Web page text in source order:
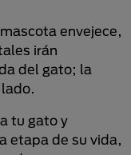
envejece,
irán
del gato; la
tu gato y
etapa de su vida,